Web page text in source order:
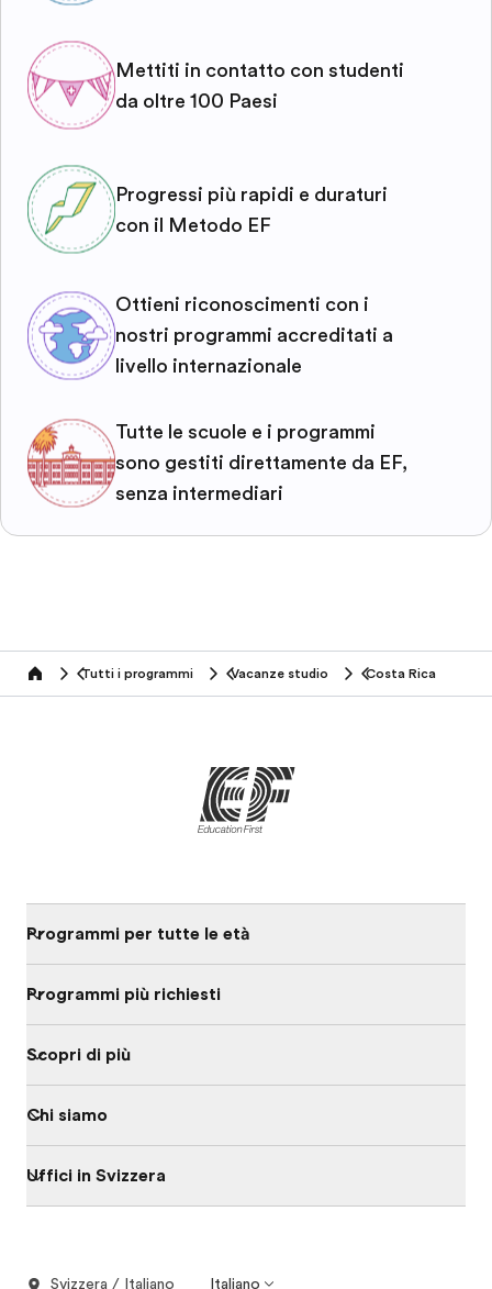
Mettiti in contatto con studenti
da oltre 100 Paesi
Progressi più rapidi e duraturi
con il Metodo EF
Ottieni riconoscimenti con i
nostri programmi accreditati a
livello internazionale
Tutte le scuole e i programmi
sono gestiti direttamente da EF,
senza intermediari
home Tutti i programmi Vacanze studio Costa Rica
Programmi per tutte le età
Programmi più richiesti
Scopri di più
Chi siamo
Uffici in Svizzera
Svizzera / Italiano Italiano